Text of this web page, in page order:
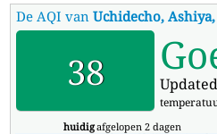
De AQI vanUchidecho,
38
huidigafgelopen 2 dagen